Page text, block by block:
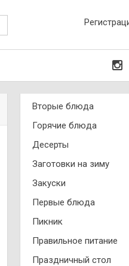
Вторые блюда
Горячие блюда
Десерты
Заготовки на зиму
Закуски
Первые блюда
Пикник
Правильное питание
Праздничный стол